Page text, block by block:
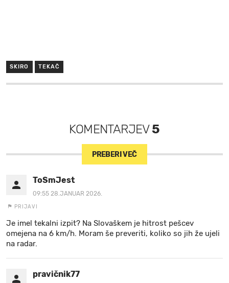
SKIRO TEKAČ
KOMENTARJEV5
PREBERI VEČ
ToSmJest
09:55 28.JANUAR 2026.
PRIJAVI
Je imel tekalni izpit? Na Slovaškem je hitrost pešcev
omejena na 6 km/h. Moram še preveriti, koliko so jih že ujeli
na radar.
pravičnik77